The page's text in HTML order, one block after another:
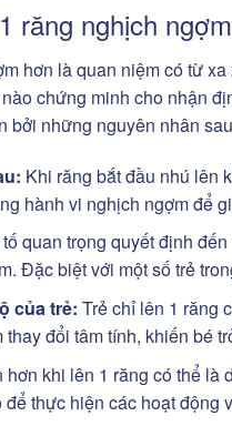
răng nghịch ngợm
hơn là quan niệm có từ
chứng minh cho nhận
bởi những nguyên nhân
Khi răng bắt đầu nhú lên
hành vi nghịch ngợm để
quan trọng quyết định
Đặc biệt với một số trẻ
của trẻ: Trẻ chỉ lên 1 răng
đổi tâm tính, khiến bé
hơn khi lên 1 răng có thể là
để thực hiện các hoạt động